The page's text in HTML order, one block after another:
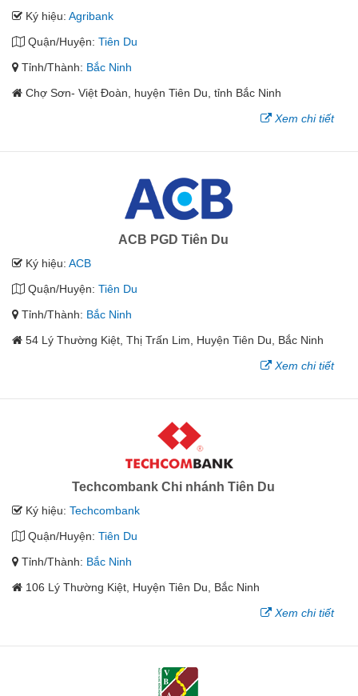
Ký hiệu: Agribank
Quận/Huyện: Tiên Du
Tỉnh/Thành: Bắc Ninh
Chợ Sơn- Việt Đoàn, huyện Tiên Du, tỉnh Bắc Ninh
Xem chi tiết
ACB PGD Tiên Du
Ký hiệu: ACB
Quận/Huyện: Tiên Du
Tỉnh/Thành: Bắc Ninh
54 L‎ý Thường Kiệt, Thị Trấn Lim, Huyện Tiên Du, Bắc Ninh
Xem chi tiết
Techcombank Chi nhánh Tiên Du
Ký hiệu: Techcombank
Quận/Huyện: Tiên Du
Tỉnh/Thành: Bắc Ninh
106 Lý Thường Kiệt, Huyện Tiên Du, Bắc Ninh
Xem chi tiết